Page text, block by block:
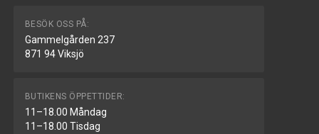
BESÖK OSS PÅ:
Gammelgården 237
871 94 Viksjö
BUTIKENS ÖPPETTIDER:
11–18.00 Måndag
11–18.00 Tisdag